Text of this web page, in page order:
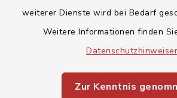
weiterer Dienste wird bei Bedarf
Weitere Informationen finden
Zur Kenntnis
Datenschutz
Impressum
Sitemap